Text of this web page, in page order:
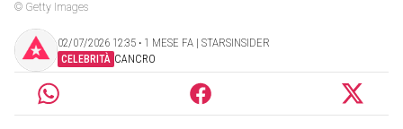
© Getty Images
02/07/2026 12:35 ‧ 1 MESE FA | STARSINSIDER
CELEBRITÀ CANCRO